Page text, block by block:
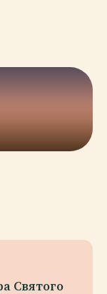
Святого